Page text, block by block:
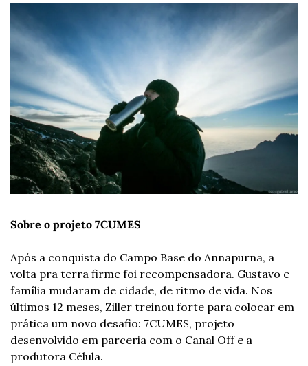
Sobre o projeto 7CUMES
Após a conquista do Campo Base do Annapurna, a
volta pra terra firme foi recompensadora. Gustavo e
família mudaram de cidade, de ritmo de vida. Nos
últimos 12 meses, Ziller treinou forte para colocar em
prática um novo desafio: 7CUMES, projeto
desenvolvido em parceria com o Canal Off e a
produtora Célula.